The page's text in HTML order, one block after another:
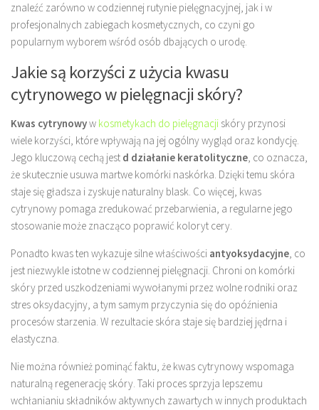
znaleźć zarówno w codziennej rutynie pielęgnacyjnej, jak i w
profesjonalnych zabiegach kosmetycznych, co czyni go
popularnym wyborem wśród osób dbających o urodę.
Jakie są korzyści z użycia kwasu
cytrynowego w pielęgnacji skóry?
Kwas cytrynowyw kosmetykach do pielęgnacji skóry przynosi
wiele korzyści, które wpływają na jej ogólny wygląd oraz kondycję.
Jego kluczową cechą jest d działanie keratolityczne, co oznacza,
że skutecznie usuwa martwe komórki naskórka. Dzięki temu skóra
staje się gładsza i zyskuje naturalny blask. Co więcej, kwas
cytrynowy pomaga zredukować przebarwienia, a regularne jego
stosowanie może znacząco poprawić koloryt cery.
Ponadto kwas ten wykazuje silne właściwości antyoksydacyjne, co
jest niezwykle istotne w codziennej pielęgnacji. Chroni on komórki
skóry przed uszkodzeniami wywołanymi przez wolne rodniki oraz
stres oksydacyjny, a tym samym przyczynia się do opóźnienia
procesów starzenia. W rezultacie skóra staje się bardziej jędrna i
elastyczna.
Nie można również pominąć faktu, że kwas cytrynowy wspomaga
naturalną regenerację skóry. Taki proces sprzyja lepszemu
wchłanianiu składników aktywnych zawartych w innych produktach